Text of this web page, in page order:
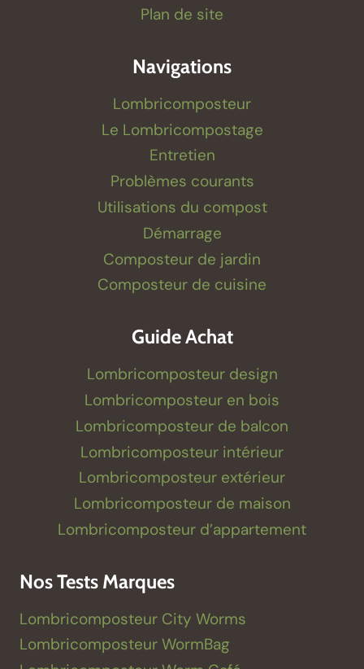
Plan de site
Navigations
Lombricomposteur
Le Lombricompostage
Entretien
Problèmes courants
Utilisations du compost
Démarrage
Composteur de jardin
Composteur de cuisine
Guide Achat
Lombricomposteur design
Lombricomposteur en bois
Lombricomposteur de balcon
Lombricomposteur intérieur
Lombricomposteur extérieur
Lombricomposteur de maison
Lombricomposteur d’appartement
Nos Tests Marques
Lombricomposteur City Worms
Lombricomposteur WormBag